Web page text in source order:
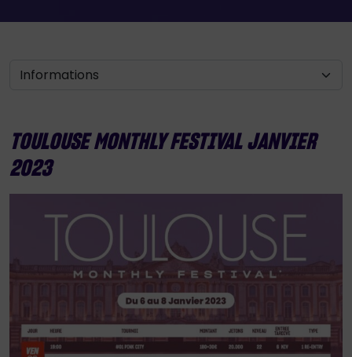
TOULOUSE MONTHLY FESTIVAL JANVIER
2023